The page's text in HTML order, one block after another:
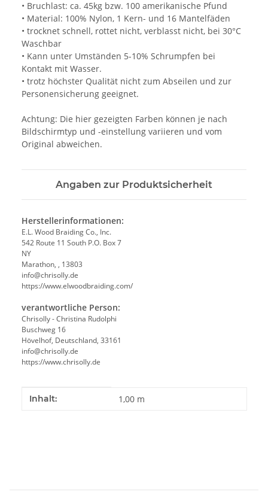
• Bruchlast: ca. 45kg bzw. 100 amerikanische Pfund
• Material: 100% Nylon, 1 Kern- und 16 Mantelfäden
• trocknet schnell, rottet nicht, verblasst nicht, bei 30°C
Waschbar
• Kann unter Umständen 5-10% Schrumpfen bei
Kontakt mit Wasser.
• trotz höchster Qualität nicht zum Abseilen und zur
Personensicherung geeignet.
Achtung: Die hier gezeigten Farben können je nach
Bildschirmtyp und -einstellung variieren und vom
Original abweichen.
Angaben zur Produktsicherheit
Herstellerinformationen:
E.L. Wood Braiding Co., Inc.
542 Route 11 South P.O. Box 7
NY
Marathon, , 13803
info@chrisolly.de
https://www.elwoodbraiding.com/
verantwortliche Person:
Chrisolly - Christina Rudolphi
Buschweg 16
Hövelhof, Deutschland, 33161
info@chrisolly.de
https://www.chrisolly.de
Produkteigenschaft
Wert
Inhalt: 1,00 m